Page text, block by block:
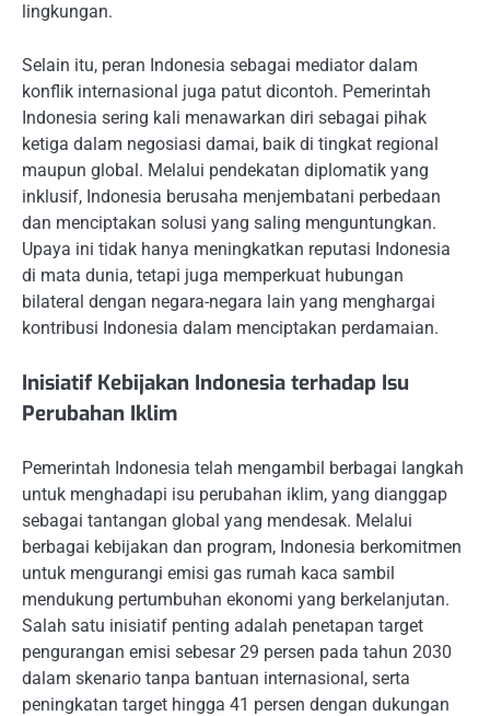
lingkungan.
Selain itu, peran Indonesia sebagai mediator dalam
konflik internasional juga patut dicontoh. Pemerintah
Indonesia sering kali menawarkan diri sebagai pihak
ketiga dalam negosiasi damai, baik di tingkat regional
maupun global. Melalui pendekatan diplomatik yang
inklusif, Indonesia berusaha menjembatani perbedaan
dan menciptakan solusi yang saling menguntungkan.
Upaya ini tidak hanya meningkatkan reputasi Indonesia
di mata dunia, tetapi juga memperkuat hubungan
bilateral dengan negara-negara lain yang menghargai
kontribusi Indonesia dalam menciptakan perdamaian.
Inisiatif Kebijakan Indonesia terhadap Isu
Perubahan Iklim
Pemerintah Indonesia telah mengambil berbagai langkah
untuk menghadapi isu perubahan iklim, yang dianggap
sebagai tantangan global yang mendesak. Melalui
berbagai kebijakan dan program, Indonesia berkomitmen
untuk mengurangi emisi gas rumah kaca sambil
mendukung pertumbuhan ekonomi yang berkelanjutan.
Salah satu inisiatif penting adalah penetapan target
pengurangan emisi sebesar 29 persen pada tahun 2030
dalam skenario tanpa bantuan internasional, serta
peningkatan target hingga 41 persen dengan dukungan